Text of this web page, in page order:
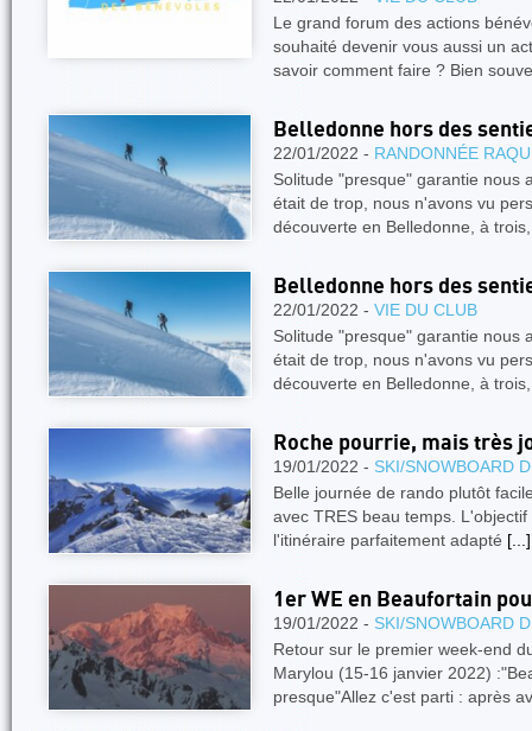
Le grand forum des actions
souhaité devenir vous aussi un
savoir comment faire ? Bien
Belledonne hors des
22/01/2022 - RANDONNÉE
Solitude "presque" garantie nous
était de trop, nous n'avons vu
découverte en Belledonne, à
Belledonne hors des
22/01/2022 - VIE DU CLUB
Solitude "presque" garantie nous
était de trop, nous n'avons vu
découverte en Belledonne, à
Roche pourrie, mais très
19/01/2022 - SKI/SNOWBOARD
Belle journée de rando plutôt
avec TRES beau temps.
l'itinéraire parfaitement adapté [...]
1er WE en Beaufortain
19/01/2022 - SKI/SNOWBOARD
Retour sur le premier week-end
Marylou (15-16 janvier 2022)
presque"Allez c'est parti : après